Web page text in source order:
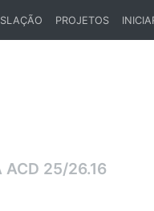
PROJETOS
ACD 25/26.16